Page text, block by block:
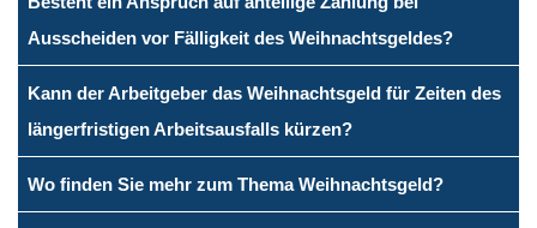
Ausscheiden vor Fälligkeit des Weihnachtsgeldes?
Kann der Arbeitgeber das Weihnachtsgeld für Zeiten des
längerfristigen Arbeitsausfalls kürzen?
Wo finden Sie mehr zum Thema Weihnachtsgeld?